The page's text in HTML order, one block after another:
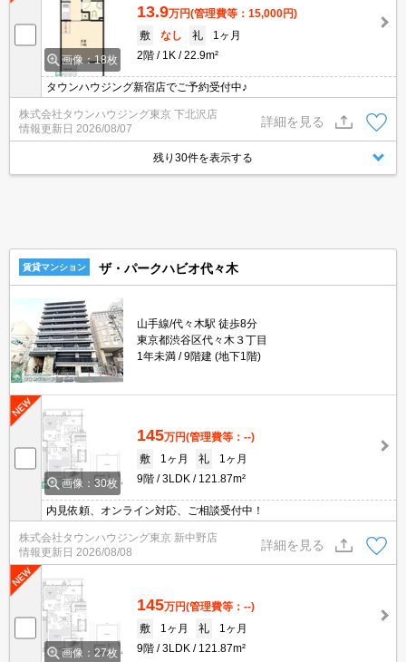
画像：18枚
13.9万円(管理費等：15,000円)
敷
なし 礼
1ヶ月
2階
1K 22.9m²
タウンハウジング新宿店でご予約受付中♪
株式会社タウンハウジング東京 下北沢店
情報更新日 2026/08/07
詳細を見る
残り30件を表示する
賃貸マンション ザ・パークハビオ代々木
山手線/代々木駅 徒歩8分
東京都渋谷区代々木３丁目
1年未満
9階建 (地下1階)
画像：30枚
145万円(管理費等：--)
敷
1ヶ月 礼
1ヶ月
9階
3LDK 121.87m²
内見依頼、オンライン対応、ご相談受付中！
株式会社タウンハウジング東京 新中野店
情報更新日 2026/08/08
詳細を見る
画像：27枚
145万円(管理費等：--)
敷
1ヶ月 礼
1ヶ月
9階
3LDK 121.87m²